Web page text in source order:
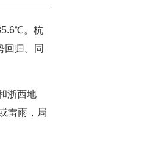
。杭
回归。同
浙西地
雷雨，局